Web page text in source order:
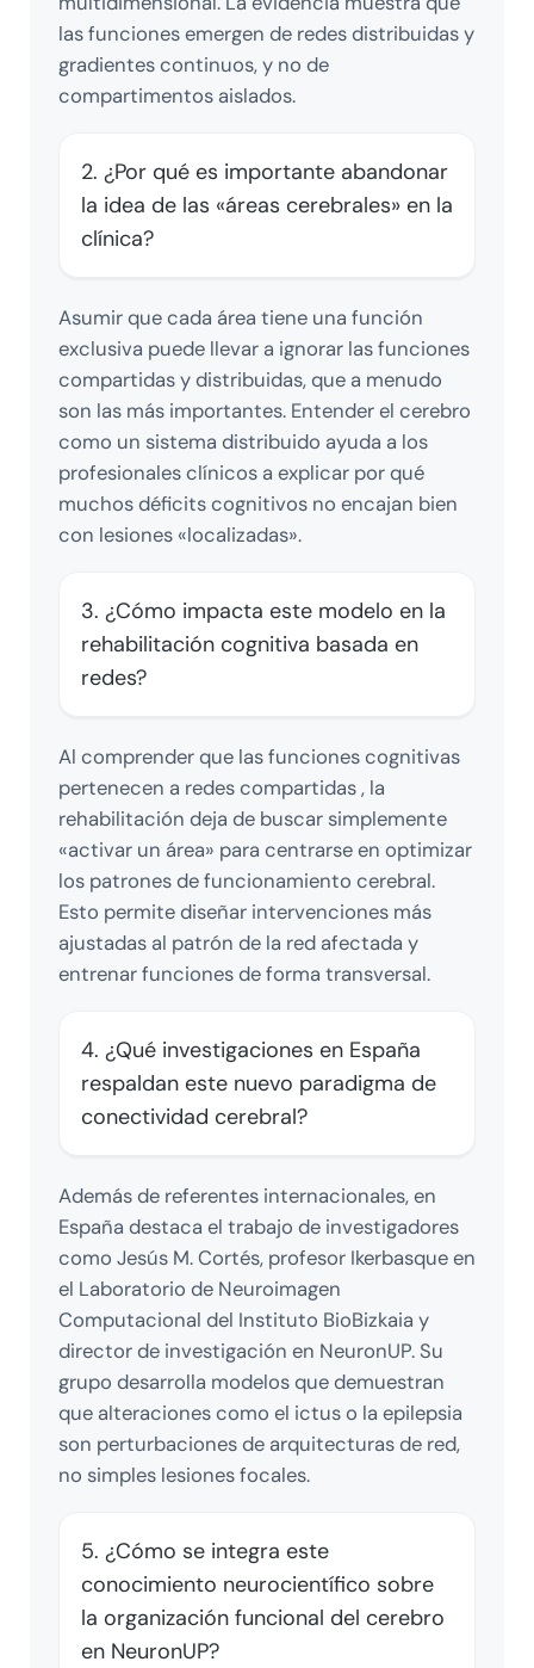
las funciones emergen de redes distribuidas y
gradientes continuos, y no de
compartimentos aislados.
2. ¿Por qué es importante abandonar
la idea de las «áreas cerebrales» en la
clínica?
Asumir que cada área tiene una función
exclusiva puede llevar a ignorar las funciones
compartidas y distribuidas, que a menudo
son las más importantes. Entender el cerebro
como un sistema distribuido ayuda a los
profesionales clínicos a explicar por qué
muchos déficits cognitivos no encajan bien
con lesiones «localizadas».
3. ¿Cómo impacta este modelo en la
rehabilitación cognitiva basada en
redes?
Al comprender que las funciones cognitivas
pertenecen a redes compartidas , la
rehabilitación deja de buscar simplemente
«activar un área» para centrarse en optimizar
los patrones de funcionamiento cerebral.
Esto permite diseñar intervenciones más
ajustadas al patrón de la red afectada y
entrenar funciones de forma transversal.
4. ¿Qué investigaciones en España
respaldan este nuevo paradigma de
conectividad cerebral?
Además de referentes internacionales, en
España destaca el trabajo de investigadores
como Jesús M. Cortés, profesor Ikerbasque en
el Laboratorio de Neuroimagen
Computacional del Instituto BioBizkaia y
director de investigación en NeuronUP. Su
grupo desarrolla modelos que demuestran
que alteraciones como el ictus o la epilepsia
son perturbaciones de arquitecturas de red,
no simples lesiones focales.
5. ¿Cómo se integra este
conocimiento neurocientífico sobre
la organización funcional del cerebro
en NeuronUP?